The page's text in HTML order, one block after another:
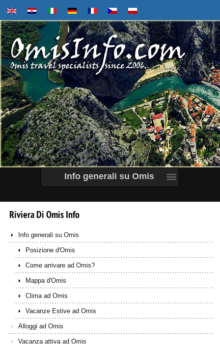
Info generali su Omis
RivieraDiOmisInfo
Info generali su Omis
Posizione d'Omis
Come arrivare ad Omis?
Mappa d'Omis
Clima ad Omis
Vacanze Estive ad Omis
Alloggi ad Omis
Vacanza attiva ad Omis